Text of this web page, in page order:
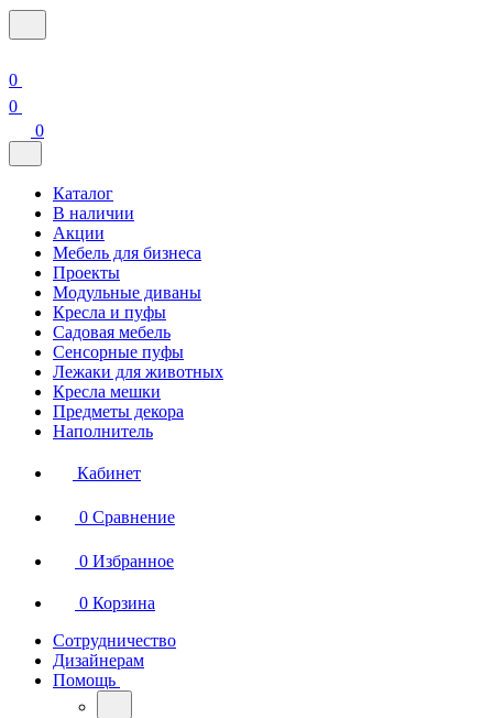
0
0
0
Каталог
В наличии
Акции
Мебель для бизнеса
Проекты
Модульные диваны
Кресла и пуфы
Садовая мебель
Сенсорные пуфы
Лежаки для животных
Кресла мешки
Предметы декора
Наполнитель
Кабинет
0 Сравнение
0 Избранное
0 Корзина
Сотрудничество
Дизайнерам
Помощь